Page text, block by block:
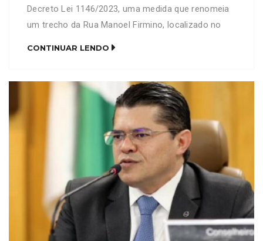
Decreto Lei 1146/2023, uma medida que renomeia
um trecho da Rua Manoel Firmino, localizado no
audiência pública que discutiu a mudança. O
homenageado é pai do […]
CONTINUAR LENDO